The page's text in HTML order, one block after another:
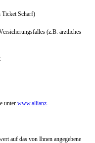
Ticket Scharf)
(z.B. ärztliches
unter www.allianz-
auf das von Ihnen angegebene